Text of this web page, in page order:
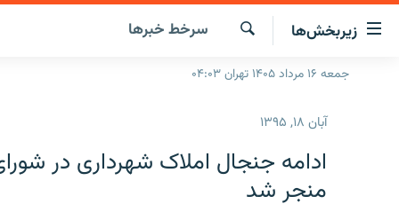
لینک‌های
قابلیت
دسترسی
زیربخش‌ها
صفحه اصلی
جستجو
سرخط‌ خبرها
جمعه ۱۶ مرداد ۱۴۰۵ تهران ۰۴:۰۳
آبان ۱۸, ۱۳۹۵
ادامه جنجال املاک شهرداری در
منجر شد